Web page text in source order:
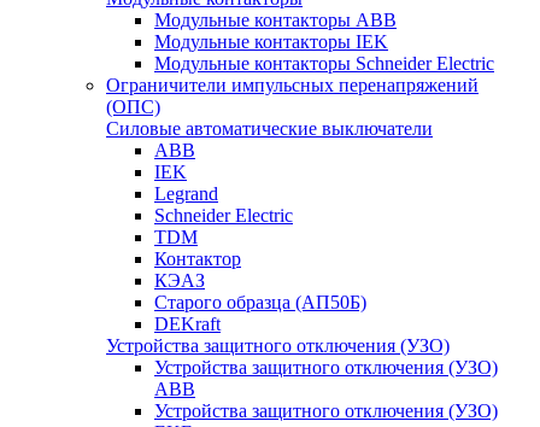
Модульные контакторы ABB
Модульные контакторы IEK
Модульные контакторы Schneider Electric
Ограничители импульсных перенапряжений
(ОПС)
Силовые автоматические выключатели
ABB
IEK
Legrand
Schneider Electric
TDM
Контактор
КЭАЗ
Старого образца (АП50Б)
DEKraft
Устройства защитного отключения (УЗО)
Устройства защитного отключения (УЗО)
ABB
Устройства защитного отключения (УЗО)